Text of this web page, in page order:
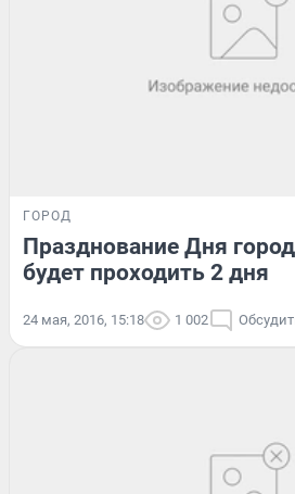
ГОРОД
Празднование Дня
будет проходить 2 дня
24 мая, 2016, 15:18 1 002